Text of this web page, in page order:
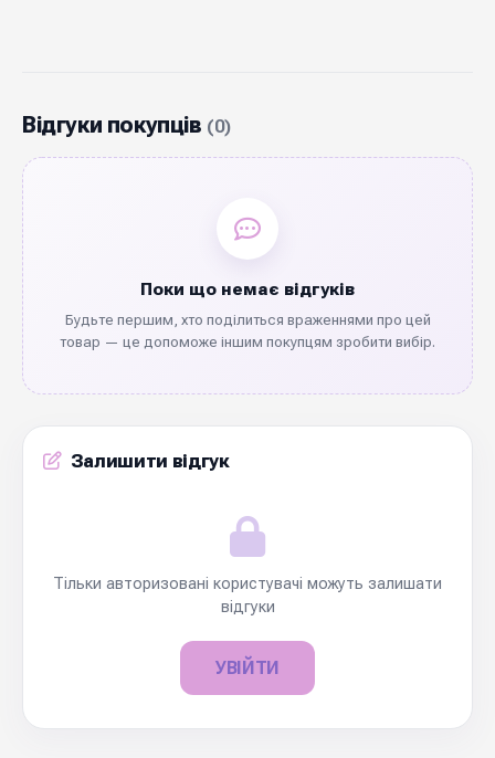
Відгуки покупців (0)
Поки що немає відгуків
Будьте першим, хто поділиться враженнями про цей
товар — це допоможе іншим покупцям зробити вибір.
Залишити відгук
Тільки авторизовані користувачі можуть залишати
відгуки
УВІЙТИ